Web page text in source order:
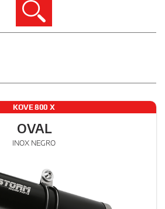
Buscar
KOVE 800 X
OVAL
INOX NEGRO